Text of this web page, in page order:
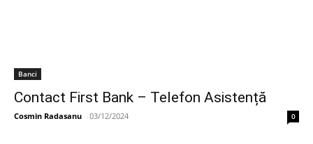
Banci
Contact First Bank – Telefon Asistență
Cosmin Radasanu - 03/12/2024 0